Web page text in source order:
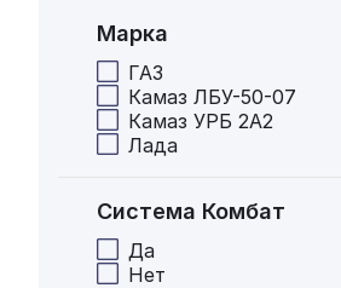
Нерюнгри
Марка
ГАЗ
Камаз ЛБУ-50-07
Камаз УРБ 2А2
Лада
Система Комбат
Да
Нет